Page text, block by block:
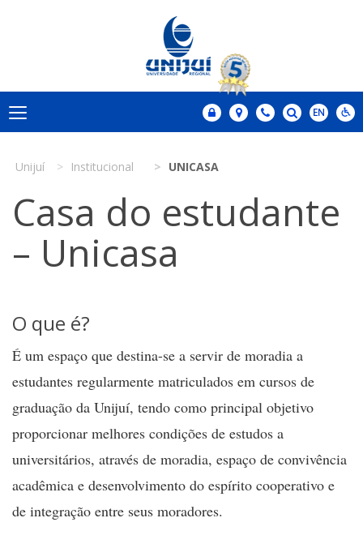
Unijuí Institucional UNICASA
Casa do estudante
– Unicasa
O que é?
É um espaço que destina-se a servir de moradia a
estudantes regularmente matriculados em cursos de
graduação da Unijuí, tendo como principal objetivo
proporcionar melhores condições de estudos a
universitários, através de moradia, espaço de convivência
acadêmica e desenvolvimento do espírito cooperativo e
de integração entre seus moradores.